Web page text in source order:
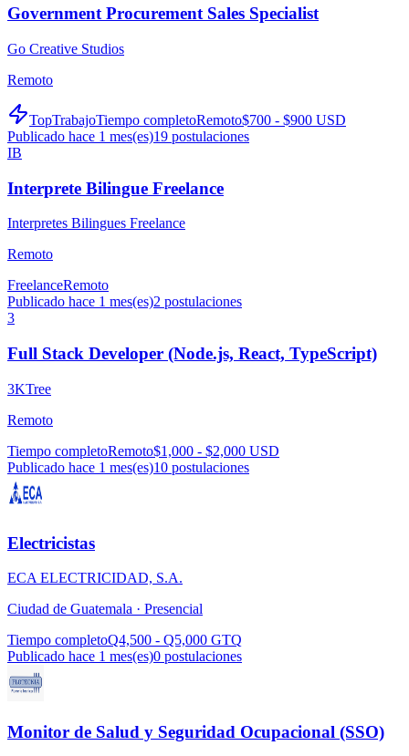
Government Procurement Sales Specialist
Go Creative Studios
Remoto
TopTrabajoTiempo completoRemoto$700 - $900 USD
Publicado hace 1 mes(es)19 postulaciones
IB
Interprete Bilingue Freelance
Interpretes Bilingues Freelance
Remoto
FreelanceRemoto
Publicado hace 1 mes(es)2 postulaciones
3
Full Stack Developer (Node.js, React, TypeScript)
3KTree
Remoto
Tiempo completoRemoto$1,000 - $2,000 USD
Publicado hace 1 mes(es)10 postulaciones
Electricistas
ECA ELECTRICIDAD, S.A.
Ciudad de Guatemala · Presencial
Tiempo completoQ4,500 - Q5,000 GTQ
Publicado hace 1 mes(es)0 postulaciones
Monitor de Salud y Seguridad Ocupacional (SSO)